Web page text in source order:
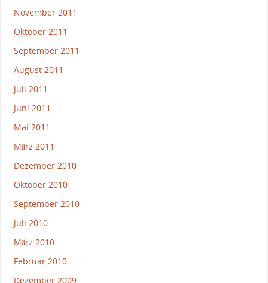
November 2011
Oktober 2011
September 2011
August 2011
Juli 2011
Juni 2011
Mai 2011
März 2011
Dezember 2010
Oktober 2010
September 2010
Juli 2010
März 2010
Februar 2010
Dezember 2009